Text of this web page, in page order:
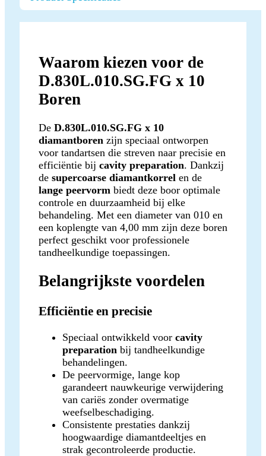
Waarom kiezen voor de
D.830L.010.SG.FG x 10
Boren
De D.830L.010.SG.FG x 10
diamantboren zijn speciaal ontworpen
voor tandartsen die streven naar precisie en
efficiëntie bij cavity preparation. Dankzij
de supercoarse diamantkorrel en de
lange peervorm biedt deze boor optimale
controle en duurzaamheid bij elke
behandeling. Met een diameter van 010 en
een koplengte van 4,00 mm zijn deze boren
perfect geschikt voor professionele
tandheelkundige toepassingen.
Belangrijkste voordelen
Efficiëntie en precisie
Speciaal ontwikkeld voor cavity
preparation bij tandheelkundige
behandelingen.
De peervormige, lange kop
garandeert nauwkeurige verwijdering
van cariës zonder overmatige
weefselbeschadiging.
Consistente prestaties dankzij
hoogwaardige diamantdeeltjes en
strak gecontroleerde productie.